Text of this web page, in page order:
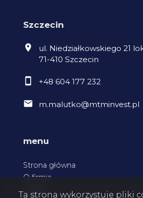
Szczecin
ul. Niedziałkowskiego 21
71-410 Szczecin
+48 604 177 232
m.malutko@mtminvest.pl
menu
Strona główna
O firmie
Ta strona wykorzystuje pliki